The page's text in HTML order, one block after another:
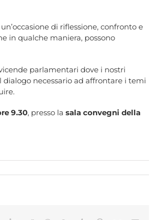
di riflessione, confronto e
in qualche maniera, possono
parlamentari dove i nostri
necessario ad affrontare i temi
9.30, presso la sala convegni della